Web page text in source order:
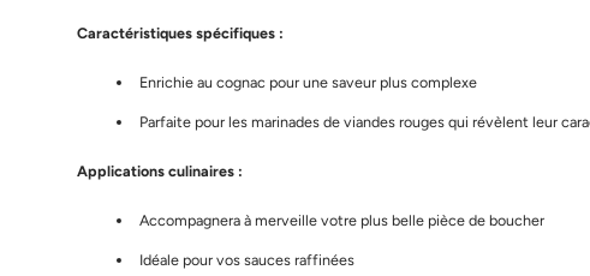
Caractéristiques spécifiques :
Enrichie au cognac pour une saveur plus complexe
Parfaite pour les marinades de viandes rouges qui révèlent leur
Applications culinaires :
Accompagnera à merveille votre plus belle pièce de boucher
Idéale pour vos sauces raffinées